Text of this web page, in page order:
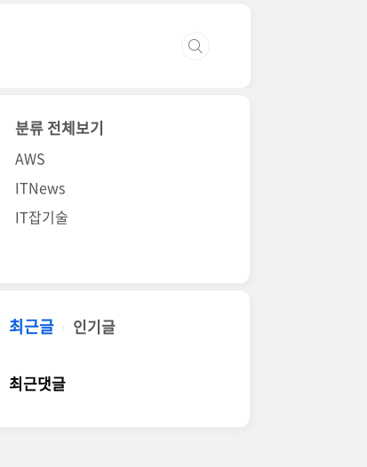
분류 전체보기
AWS
ITNews
IT잡기술
최근글 인기글
최근댓글